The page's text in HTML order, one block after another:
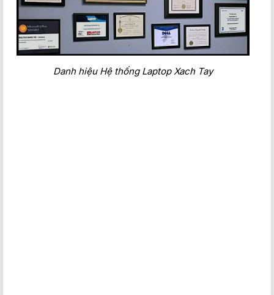
Danh hiệu Hệ thống Laptop Xach Tay